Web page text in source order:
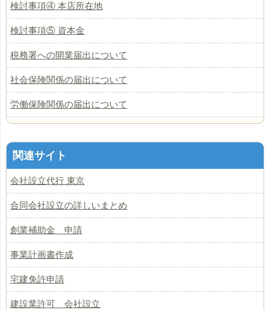
検討事項④ 本店所在地
検討事項⑤ 資本金
税務署への開業届出について
社会保険関係の届出について
労働保険関係の届出について
関連サイト
会社設立代行 東京
合同会社設立の詳しいまとめ
創業補助金 申請
事業計画書作成
宅建免許申請
建設業許可 会社設立